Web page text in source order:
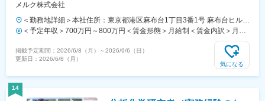
メルク株式会社
＜勤務地詳細＞本社住所：東京都港区麻布台1丁目3番1号 麻布台ヒルズ
森JPタワー 26Ｆ受動喫煙対策：屋内全面禁煙変更の範囲：会社の定め
＜予定年収＞700万円～800万円＜賃金形態＞月給制＜賃金内訳＞月額
（基本給）：400,000円～600,000円＜月給＞400,000円～600,000円＜
昇給有無＞有＜残業手当＞有＜給与補足＞経験・年齢・前給与を考慮の
上、決定します。■昇給：年1回■賞与：年2回（夏・冬）＋パフォーマ
掲載予定期間： 2026/6/8（月） ～2026/9/6（日）
更新日： 2026/6/8（月）
気になる
14